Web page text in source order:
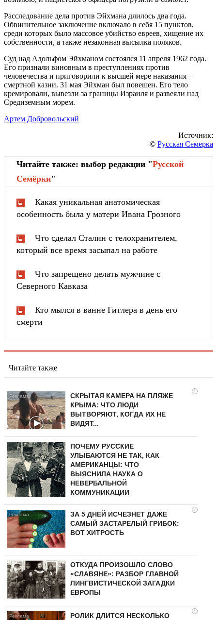
Расследование дела против Эйхмана длилось два года.
Обвинительное заключение включало в себя 15 пунктов,
среди которых было массовое убийство евреев, хищение их
собственности, а также незаконная высылка поляков.
Суд над Адольфом Эйхманом состоялся 11 апреля 1962 года.
Его признали виновным в преступлениях против
человечества и приговорили к высшей мере наказания –
смертной казни. 31 мая Эйхман был повешен. Его тело
кремировали, вывезли за границы Израиля и развеяли над
Средиземным морем.
Артем Добровольский
Источник:
© Русская Семерка
Читайте также: выбор редакции "Русской
Cемёрки"
Какая уникальная анатомическая
особенность была у матери Ивана Грозного
Что сделал Сталин с телохранителем,
который все время засыпал на работе
Что запрещено делать мужчине с
Северного Кавказа
Кто мылся в ванне Гитлера в день его
смерти
Читайте также
i
СКРЫТАЯ КАМЕРА НА ПЛЯЖЕ
КРЫМА: ЧТО ЛЮДИ
ВЫТВОРЯЮТ, КОГДА ИХ НЕ
ВИДЯТ...
ПОЧЕМУ РУССКИЕ
УЛЫБАЮТСЯ НЕ ТАК, КАК
АМЕРИКАНЦЫ: ЧТО
ВЫЯСНИЛА НАУКА О
НЕВЕРБАЛЬНОЙ
КОММУНИКАЦИИ
i
ЗА 5 ДНЕЙ ИСЧЕЗНЕТ ДАЖЕ
САМЫЙ ЗАСТАРЕЛЫЙ ГРИБОК:
ВОТ ХИТРОСТЬ
ОТКУДА ПРОИЗОШЛО СЛОВО
«СЛАВЯНЕ»: РАЗБОР ГЛАВНОЙ
ЛИНГВИСТИЧЕСКОЙ ЗАГАДКИ
ЕВРОПЫ
i
РОЛИК ДЛИТСЯ НЕСКОЛЬКО